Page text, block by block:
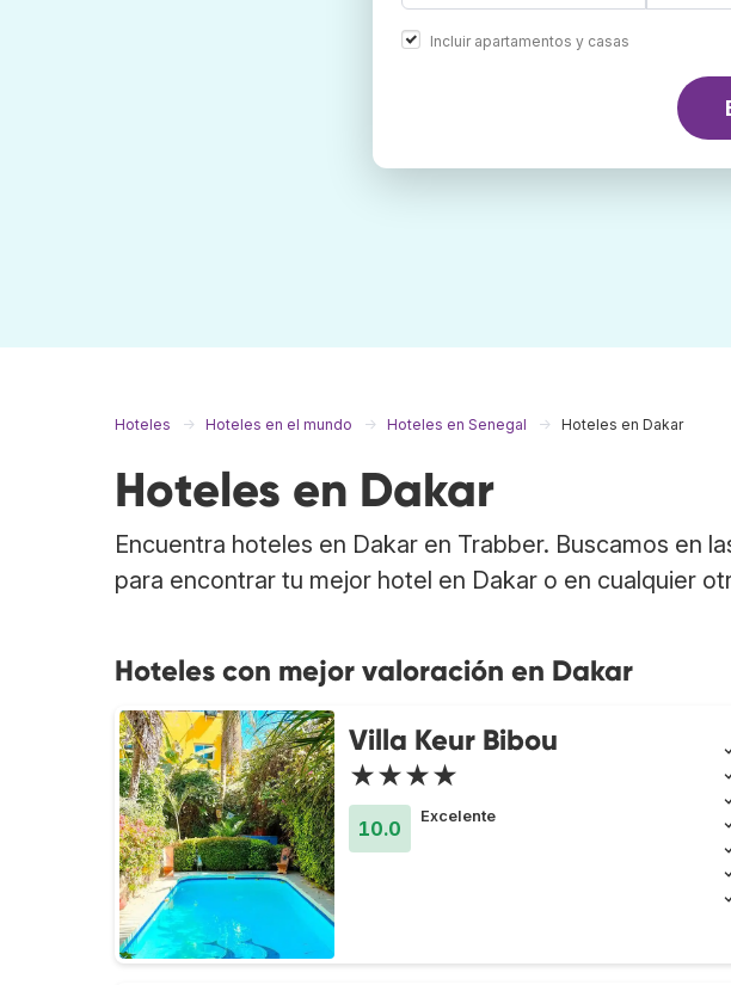
Incluir apartamentos y casas
Hoteles Hoteles en el mundo Hoteles en Senegal Hoteles en Dakar
Hoteles en Dakar
Encuentra hoteles en Dakar en Trabber. Buscamos en
para encontrar tu mejor hotel en Dakar o en cualquier
Hoteles con mejor valoración en Dakar
Villa Keur Bibou
★★★★
10.0
Excelente